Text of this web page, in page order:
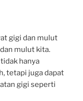
gigi dan mulut
mulut kita.
hanya
tetapi juga dapat
gigi seperti